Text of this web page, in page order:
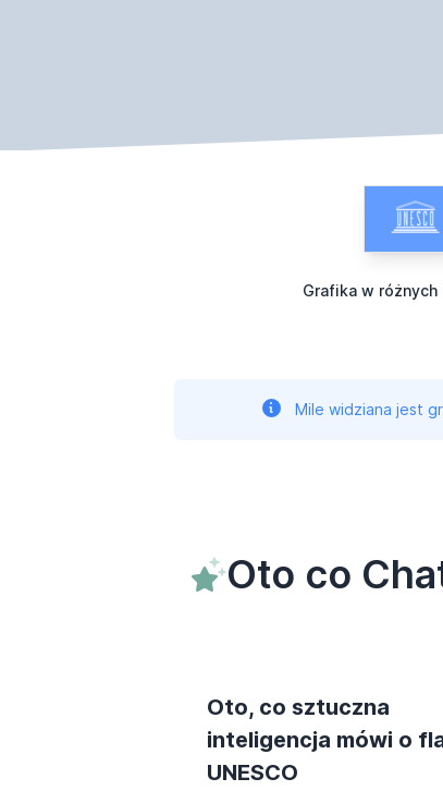
Grafika w różnych
Mile widziana jest
Oto co
Oto, co sztuczna
inteligencja mówi o
UNESCO